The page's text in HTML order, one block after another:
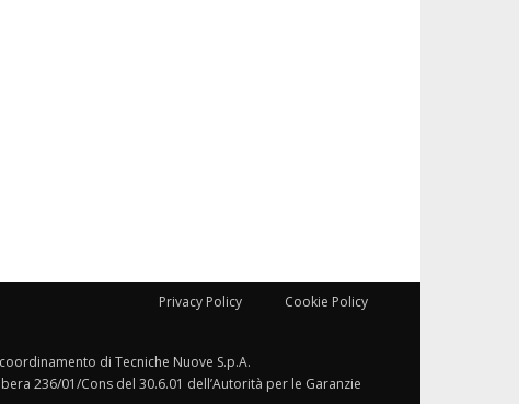
Privacy Policy Cookie Policy
di Tecniche Nuove S.p.A.
236/01/Cons del 30.6.01 dell’Autorità per le Garanzie